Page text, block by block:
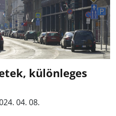
különleges
04. 08.